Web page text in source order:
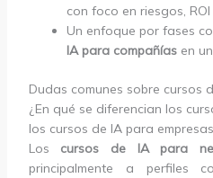
con foco en riesgos,
Un enfoque por fases
IA para compañíasen
Dudas comunes sobre cursos
¿En qué se diferencian los
los cursos de IA para
Los cursos de IA para
principalmente a perfiles